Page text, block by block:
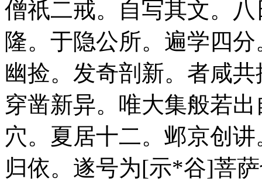
僧祇二戒。自写其文。
隆。于隐公所。遍学四
幽捡。发奇剖新。者咸
穿凿新异。唯大集般若
穴。夏居十二。邺京创
归依。遂号为[示*谷]菩